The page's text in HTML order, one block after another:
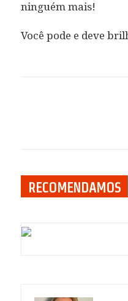
ninguém mais!
Você pode e deve
RECOMENDAMOS